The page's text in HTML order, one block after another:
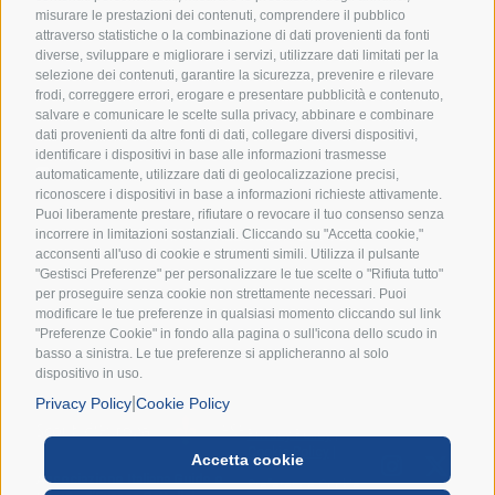
misurare le prestazioni dei contenuti, comprendere il pubblico
attraverso statistiche o la combinazione di dati provenienti da fonti
diverse, sviluppare e migliorare i servizi, utilizzare dati limitati per la
selezione dei contenuti, garantire la sicurezza, prevenire e rilevare
frodi, correggere errori, erogare e presentare pubblicità e contenuto,
salvare e comunicare le scelte sulla privacy, abbinare e combinare
dati provenienti da altre fonti di dati, collegare diversi dispositivi,
identificare i dispositivi in base alle informazioni trasmesse
automaticamente, utilizzare dati di geolocalizzazione precisi,
riconoscere i dispositivi in base a informazioni richieste attivamente.
Puoi liberamente prestare, rifiutare o revocare il tuo consenso senza
incorrere in limitazioni sostanziali. Cliccando su "Accetta cookie,"
acconsenti all'uso di cookie e strumenti simili. Utilizza il pulsante
"Gestisci Preferenze" per personalizzare le tue scelte o "Rifiuta tutto"
per proseguire senza cookie non strettamente necessari. Puoi
modificare le tue preferenze in qualsiasi momento cliccando sul link
"Preferenze Cookie" in fondo alla pagina o sull'icona dello scudo in
basso a sinistra. Le tue preferenze si applicheranno al solo
dispositivo in uso.
Privacy Policy Cookie Policy
Accetta cookie
Scout d’Europa.
Accetto i termini e condizioni dellaPrivacy Policy
ISCRIVIMI ALLA NEWSLETTER
Associazione Italiana Guide e
Privacy Policy |
Cookie Policy
Preference Cookies